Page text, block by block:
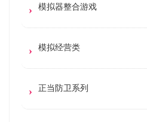
模拟器整合游戏
模拟经营类
正当防卫系列